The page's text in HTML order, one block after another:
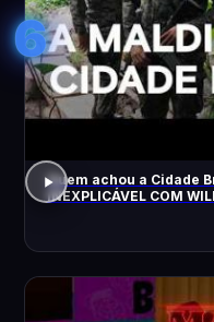
6
Quem achou a Cidade
INEXPLICÁVEL COM